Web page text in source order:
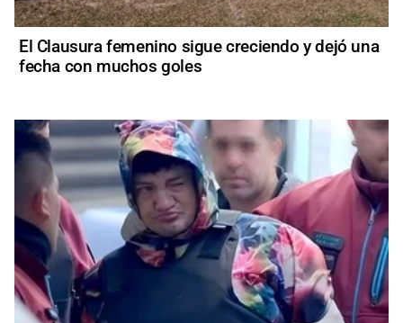
El Clausura femenino sigue creciendo y dejó una
fecha con muchos goles